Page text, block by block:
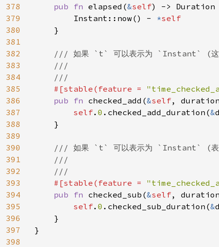
378
379
380
381
382
383
384
385
386
387
388
389
390
391
392
393
394
395
396
397
398
pub fn elapsed(&self) ->
        Instant::now() -
*self
}
/// 如果 `t` 可以表示为 `Instant` (这意
    ///
    ///
#[stable(feature =
pub fn checked_add(&self,
self. 0 .checked_add_duration(&
    }
/// 如果 `t` 可以表示为 `Instant` (表示
    ///
    ///
#[stable(feature =
pub fn checked_sub(&self,
self. 0 .checked_sub_duration(&
    }
}